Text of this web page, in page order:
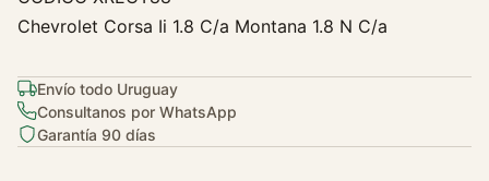
E
l
c
t
r
Chevrolet Corsa Ii 1.8 C/a Montana 1.8 N C/a
Envío todo Uruguay
Consultanos por WhatsApp
Garantía 90 días